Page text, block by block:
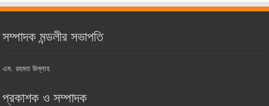
সম্পাদক মন্ডলীর সভাপতি
এম. রহমত উল্লাহ
প্রকাশক ও সম্পাদক